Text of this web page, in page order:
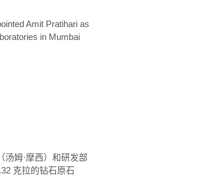
Amit Pratihari as
in Mumbai
汤姆·摩西）和研发部
克拉的钻石原石